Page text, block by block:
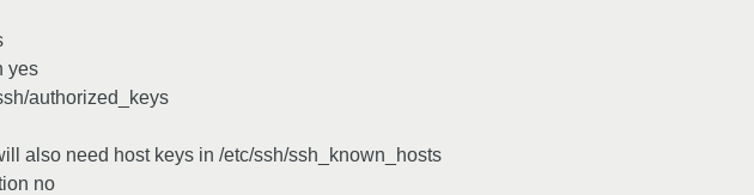
yes
authorized_keys
also need host keys in /etc/ssh/ssh_known_hosts
no